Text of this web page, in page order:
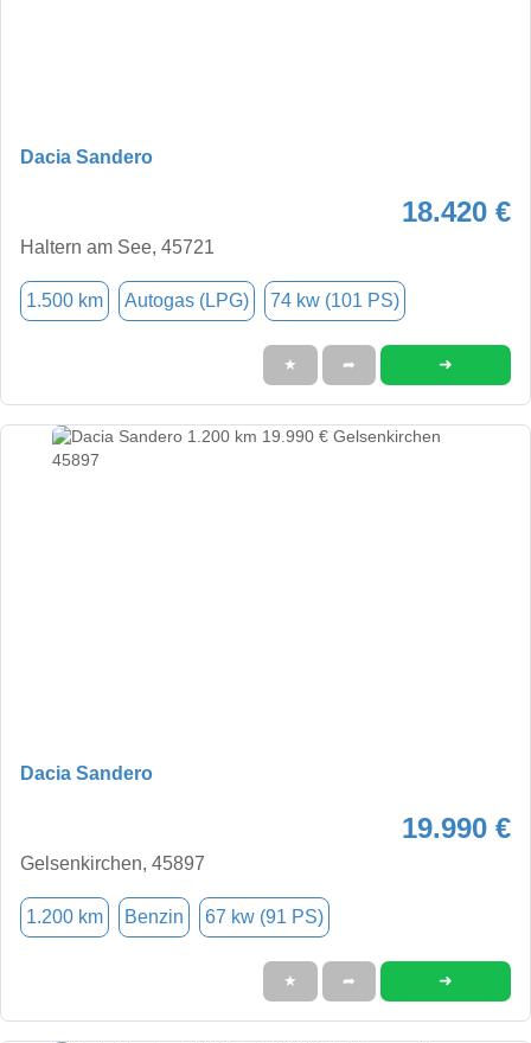
Dacia Sandero
18.420 €
Haltern am See, 45721
1.500 km Autogas (LPG) 74 kw (101 PS)
★ ➦ ➜
Dacia Sandero
19.990 €
Gelsenkirchen, 45897
1.200 km Benzin 67 kw (91 PS)
★ ➦ ➜